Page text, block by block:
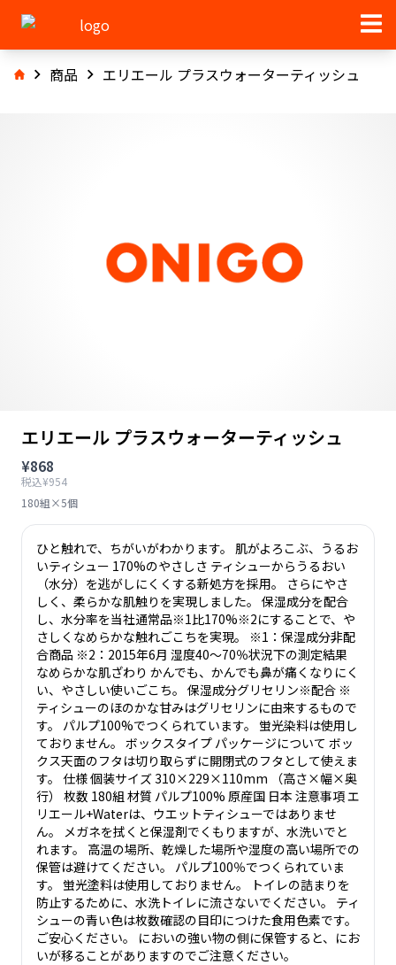
商品 エリエール プラスウォーターティッシュ
エリエール プラスウォーターティッシュ
¥868
税込¥954
180組×5個
ひと触れで、ちがいがわかります。 肌がよろこぶ、うるお
いティシュー 170%のやさしさ ティシューからうるおい
（水分）を逃がしにくくする新処方を採用。 さらにやさ
しく、柔らかな肌触りを実現しました。 保湿成分を配合
し、水分率を当社通常品※1比170%※2にすることで、や
さしくなめらかな触れごこちを実現。 ※1：保湿成分非配
合商品 ※2：2015年6月 湿度40～70％状況下の測定結果
なめらかな肌ざわり かんでも、かんでも鼻が痛くなりにく
い、やさしい使いごこち。 保湿成分グリセリン※配合 ※
ティシューのほのかな甘みはグリセリンに由来するもので
す。 パルプ100%でつくられています。 蛍光染料は使用し
ておりません。 ボックスタイプ パッケージについて ボッ
クス天面のフタは切り取らずに開閉式のフタとして使えま
す。 仕様 個装サイズ 310×229×110mm （高さ×幅×奥
行） 枚数 180組 材質 パルプ100% 原産国 日本 注意事項 エ
リエール+Waterは、ウエットティシューではありませ
ん。 メガネを拭くと保湿剤でくもりますが、水洗いでと
れます。 高温の場所、乾燥した場所や湿度の高い場所での
保管は避けてください。 パルプ100％でつくられていま
す。 蛍光塗料は使用しておりません。 トイレの詰まりを
防止するために、水洗トイレに流さないでください。 ティ
シューの青い色は枚数確認の目印につけた食用色素です。
ご安心ください。 においの強い物の側に保管すると、にお
いが移ることがありますのでご注意ください。